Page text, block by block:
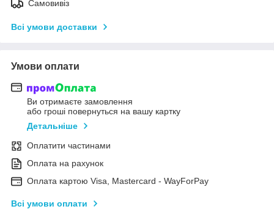
Самовивіз
Всі умови доставки
Умови оплати
Ви отримаєте замовлення
або гроші повернуться на вашу картку
Детальніше
Оплатити частинами
Оплата на рахунок
Оплата картою Visa, Mastercard - WayForPay
Всі умови оплати